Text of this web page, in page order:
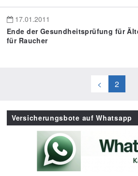
17.01.2011
Ende der Gesundheitsprüfung für
für Raucher
< 2
Versicherungsbote auf Whatsapp